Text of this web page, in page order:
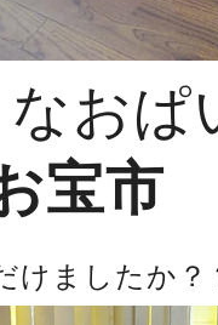
なおぱ
宝市
けましたか？